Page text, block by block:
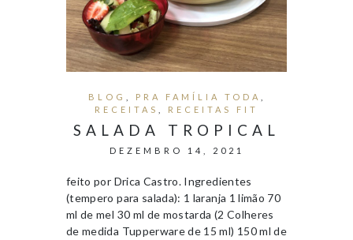
BLOG PRA FAMÍLIA TODA
RECEITAS
RECEITAS FIT
SALADA TROPICAL
DEZEMBRO 14, 2021
feito por Drica Castro. Ingredientes
(tempero para salada): 1 laranja 1 limão 70
ml de mel 30 ml de mostarda (2 Colheres
de medida Tupperware de 15 ml) 150 ml de